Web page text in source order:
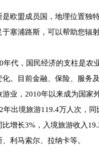
是欧盟成员国，地理位置独
于塞浦路斯，可以帮助您辐
年代，国民经济的支柱是农
化。目前金融、保险、服务
游业，2010年以来成为国家
年出境旅游119.4万人次，
比增长3%，入境旅游收入
利马索尔、拉纳卡等。